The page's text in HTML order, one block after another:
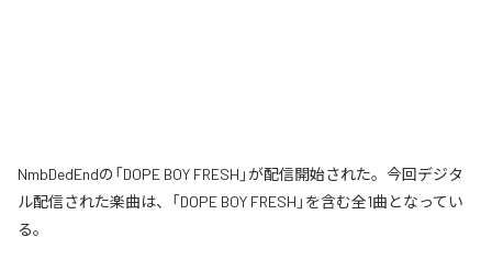
NmbDedEndの「DOPE BOY FRESH」が配信開始された。今回デジタ
ル配信された楽曲は、「DOPE BOY FRESH」を含む全1曲となってい
る。